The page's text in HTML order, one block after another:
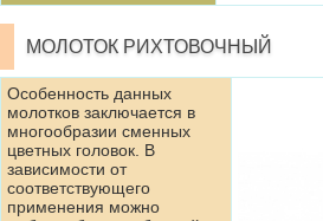
МОЛОТОК РИХТОВОЧНЫЙ
Особенность данных
молотков заключается в
многообразии сменных
цветных головок. В
зависимости от
соответствующего
применения можно